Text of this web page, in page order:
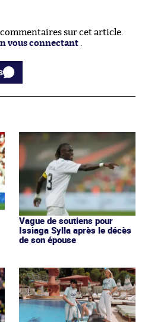
sur cet article.
vous connectant .
Vague de soutiens pour
Issiaga Sylla après le décès
de son épouse